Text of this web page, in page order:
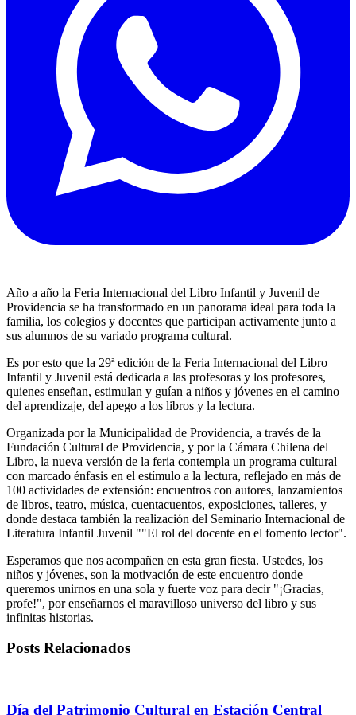
Año a año la Feria Internacional del Libro Infantil y Juvenil de
Providencia se ha transformado en un panorama ideal para toda la
familia, los colegios y docentes que participan activamente junto a
sus alumnos de su variado programa cultural.
Es por esto que la 29ª edición de la Feria Internacional del Libro
Infantil y Juvenil está dedicada a las profesoras y los profesores,
quienes enseñan, estimulan y guían a niños y jóvenes en el camino
del aprendizaje, del apego a los libros y la lectura.
Organizada por la Municipalidad de Providencia, a través de la
Fundación Cultural de Providencia, y por la Cámara Chilena del
Libro, la nueva versión de la feria contempla un programa cultural
con marcado énfasis en el estímulo a la lectura, reflejado en más de
100 actividades de extensión: encuentros con autores, lanzamientos
de libros, teatro, música, cuentacuentos, exposiciones, talleres, y
donde destaca también la realización del Seminario Internacional de
Literatura Infantil Juvenil ""El rol del docente en el fomento lector".
Esperamos que nos acompañen en esta gran fiesta. Ustedes, los
niños y jóvenes, son la motivación de este encuentro donde
queremos unirnos en una sola y fuerte voz para decir "¡Gracias,
profe!", por enseñarnos el maravilloso universo del libro y sus
infinitas historias.
Posts Relacionados
Día del Patrimonio Cultural en Estación Central